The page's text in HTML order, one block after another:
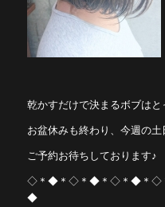
乾かすだけで決まるボブは
お盆休みも終わり、今週の
ご予約お待ちしております♪
◇＊◆＊◇＊◆＊◇＊◆＊◇
◆